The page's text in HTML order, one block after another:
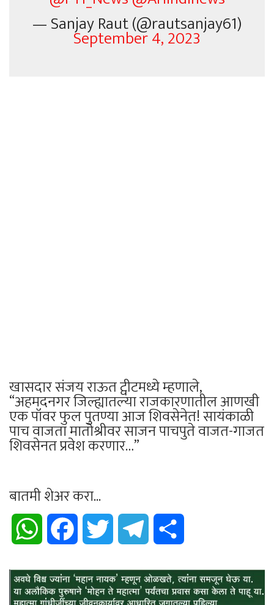
— Sanjay Raut (@rautsanjay61)
September 4, 2023
खासदार संजय राऊत ट्वीटमध्ये म्हणाले,
“अहमदनगर जिल्ह्यातल्या राजकारणातील आणखी
एक पॉवर फुल पुतण्या आज शिवसेनेत! सायंकाळी
पाच वाजता मातोश्रीवर साजन पाचपुते वाजत-गाजत
शिवसेनत प्रवेश करणार…”
बातमी शेअर करा...
WhatsApp Facebook Twitter Telegram